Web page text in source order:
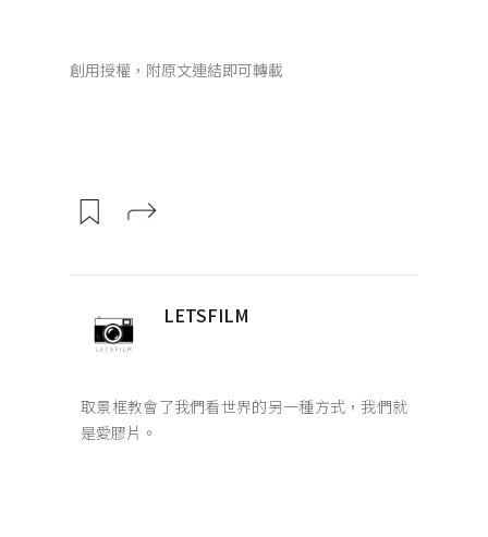
創用授權，附原文連結即可轉載
LETSFILM
取景框教會了我們看世界的另一種方式，我們就
是愛膠片。